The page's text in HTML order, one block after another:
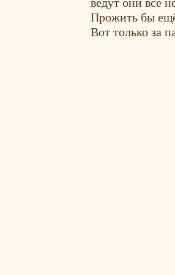
Прожить бы ещё
Вот только за